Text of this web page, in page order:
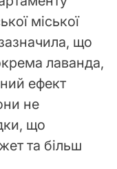
міської
що
лаванда,
ефект
не
що
та більш